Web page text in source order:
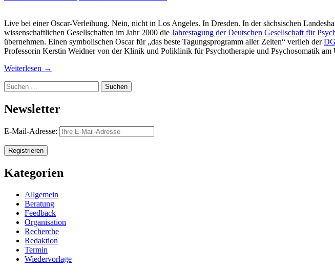
Live bei einer Oscar-Verleihung. Nein, nicht in Los Angeles. In Dresden. In der sächsischen
wissenschaftlichen Gesellschaften im Jahr 2000 die Jahrestagung der Deutschen Gesellschaft für
übernehmen. Einen symbolischen Oscar für „das beste Tagungsprogramm aller Zeiten“ verlieh der
Professorin Kerstin Weidner von der Klinik und Poliklinik für Psychotherapie und Psychosomatik
Weiterlesen →
Suchen
nach:
Newsletter
E-Mail-Adresse:
Kategorien
Allgemein
Beratung
Feedback
Organisation
Recherche
Redaktion
Termin
Wiedervorlage